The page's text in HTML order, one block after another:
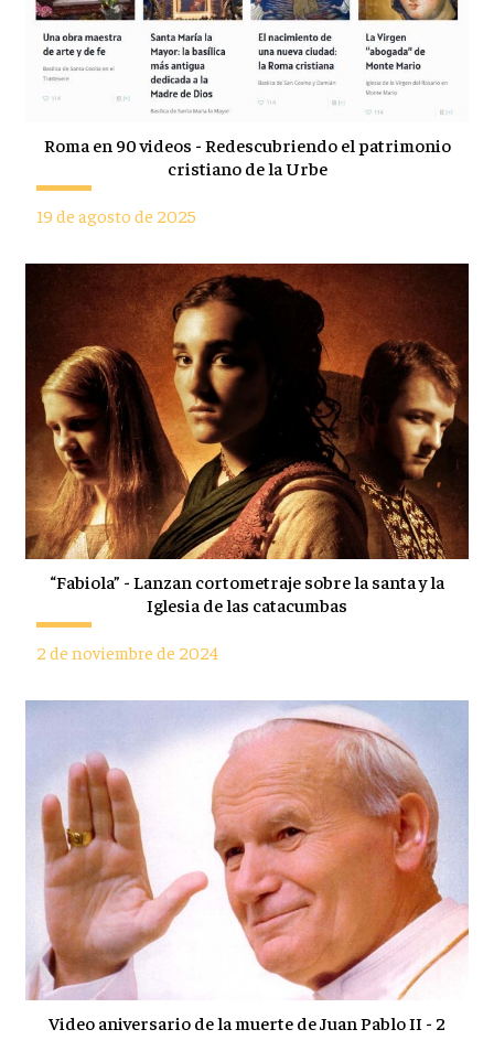
Roma en 90 videos - Redescubriendo el patrimonio
cristiano de la Urbe
19 de agosto de 2025
“Fabiola” - Lanzan cortometraje sobre la santa y la
Iglesia de las catacumbas
2 de noviembre de 2024
Video aniversario de la muerte de Juan Pablo II - 2